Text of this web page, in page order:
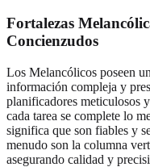
Fortalezas
Concienzudos
Los Melancólicos poseen
información compleja y
planificadores meticulosos
cada tarea se complete lo
significa que son fiables y
menudo son la columna
asegurando calidad y